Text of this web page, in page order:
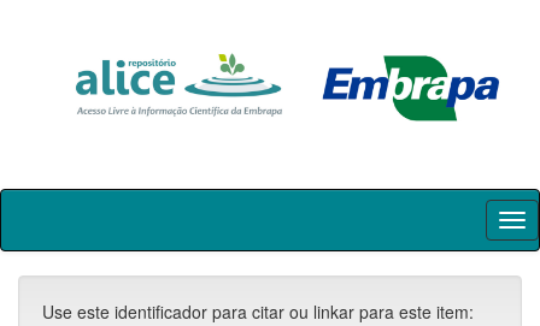
Skip
Use este identificador para citar ou linkar para este item: